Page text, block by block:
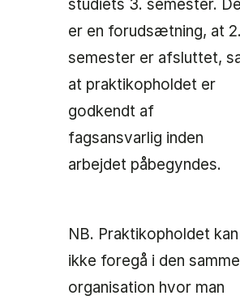
studiets 3. semester.
er en forudsætning, at 2.
semester er afsluttet,
at praktikopholdet er
godkendt af
fagsansvarlig inden
arbejdet påbegyndes.
NB. Praktikopholdet kan
ikke foregå i den samme
organisation hvor man